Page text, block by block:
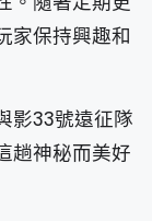
家保持興趣和
影33號遠征隊
趟神秘而美好